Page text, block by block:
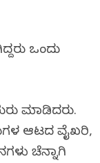
ಒಂದು
ಮಾಡಿದರು.
ಆಟದ ವೈಖರಿ,
ಚೆನ್ನಾಗಿ